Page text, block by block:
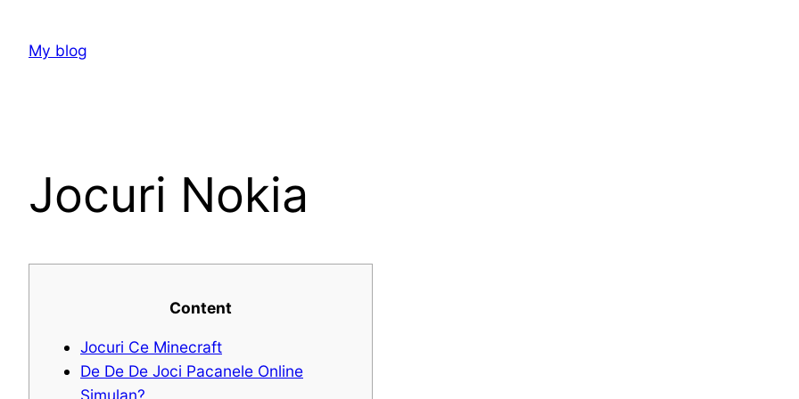
contentMy blog
Jocuri Nokia
Content
Jocuri Ce Minecraft
De De De Joci Pacanele Online
Simulan?